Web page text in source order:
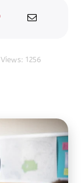
Views: 1256